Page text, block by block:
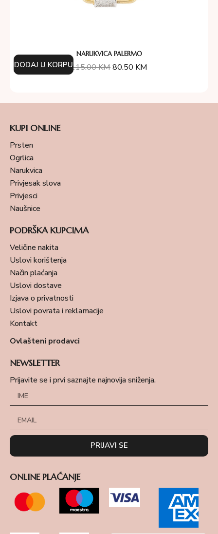
NARUKVICA PALERMO
115.00KM80.50 KM
DODAJ U KORPU
KUPI ONLINE
Prsten
Ogrlica
Narukvica
Privjesak slova
Privjesci
Naušnice
PODRŠKA KUPCIMA
Veličine nakita
Uslovi korištenja
Način plaćanja
Uslovi dostave
Izjava o privatnosti
Uslovi povrata i reklamacije
Kontakt
Ovlašteni prodavci
NEWSLETTER
Prijavite se i prvi saznajte najnovija sniženja.
PRIJAVI SE
ONLINE PLAĆANJE